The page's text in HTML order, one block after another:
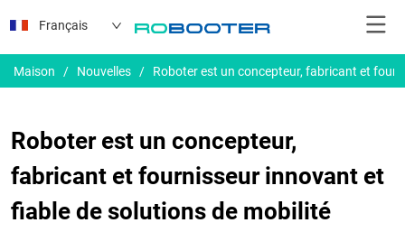
Français
Maison / Nouvelles / Roboter est un concepteur, fabricant et
Roboter est un concepteur,
fabricant et fournisseur innovant et
fiable de solutions de mobilité